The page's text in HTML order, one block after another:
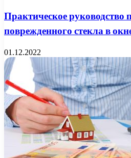
Практическое руководство
поврежденного стекла в
01.12.2022